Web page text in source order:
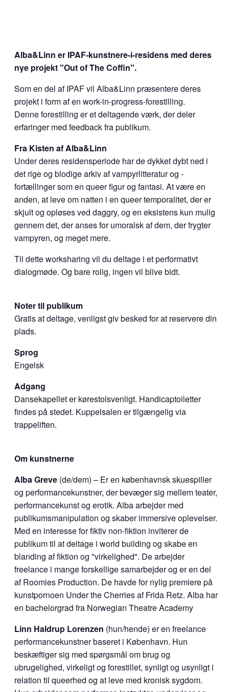
Alba&Linn er IPAF-kunstnere-i-residens med deres
nye projekt "Out of The Coffin".
Som en del af IPAF vil Alba&Linn præsentere deres
projekt i form af en work-in-progress-forestilling.
Denne forestilling er et deltagende værk, der deler
erfaringer med feedback fra publikum.
Fra Kisten af Alba&Linn
Under deres residensperiode har de dykket dybt ned i
det rige og blodige arkiv af vampyrlitteratur og -
fortællinger som en queer figur og fantasi.At være en
anden, at leve om natten i en queer temporalitet, der er
skjult og opløses ved daggry, og en eksistens kun mulig
gennem det, der anses for umoralsk af dem, der frygter
vampyren, og meget mere.
Til dette worksharing vil du deltage i et performativt
dialogmøde. Og bare rolig, ingen vil blive bidt.
Noter til publikum
Gratis at deltage, venligst giv besked for at reservere din
plads.
Sprog
Engelsk
Adgang
Dansekapellet er kørestolsvenligt. Handicaptoiletter
findes på stedet. Kuppelsalen er tilgængelig via
trappeliften.
Om kunstnerne
Alba Greve (de/dem) – Er en københavnsk skuespiller
og performancekunstner, der bevæger sig mellem teater,
performancekunst og erotik. Alba arbejder med
publikumsmanipulation og skaber immersive oplevelser.
Med en interesse for fiktiv non-fiktion inviterer de
publikum til at deltage i world building og skabe en
blanding af fiktion og "virkelighed". De arbejder
freelance i mange forskellige samarbejder og er en del
af Roomies Production. De havde for nylig premiere på
kunstpornoen Under the Cherries af Frida Retz. Alba har
en bachelorgrad fra Norwegian Theatre Academy
Linn Haldrup Lorenzen (hun/hende) er en freelance
performancekunstner baseret i København. Hun
beskæftiger sig med spørgsmål om brug og
ubrugelighed, virkeligt og forestillet, synligt og usynligt i
relation til queerhed og at leve med kronisk sygdom.